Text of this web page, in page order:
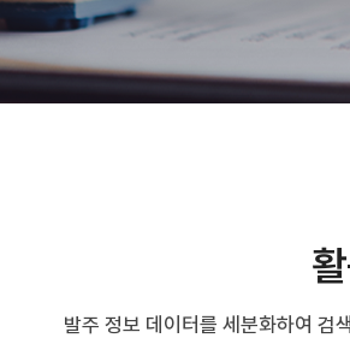
발주 정보 데이터를 세분화하여 검